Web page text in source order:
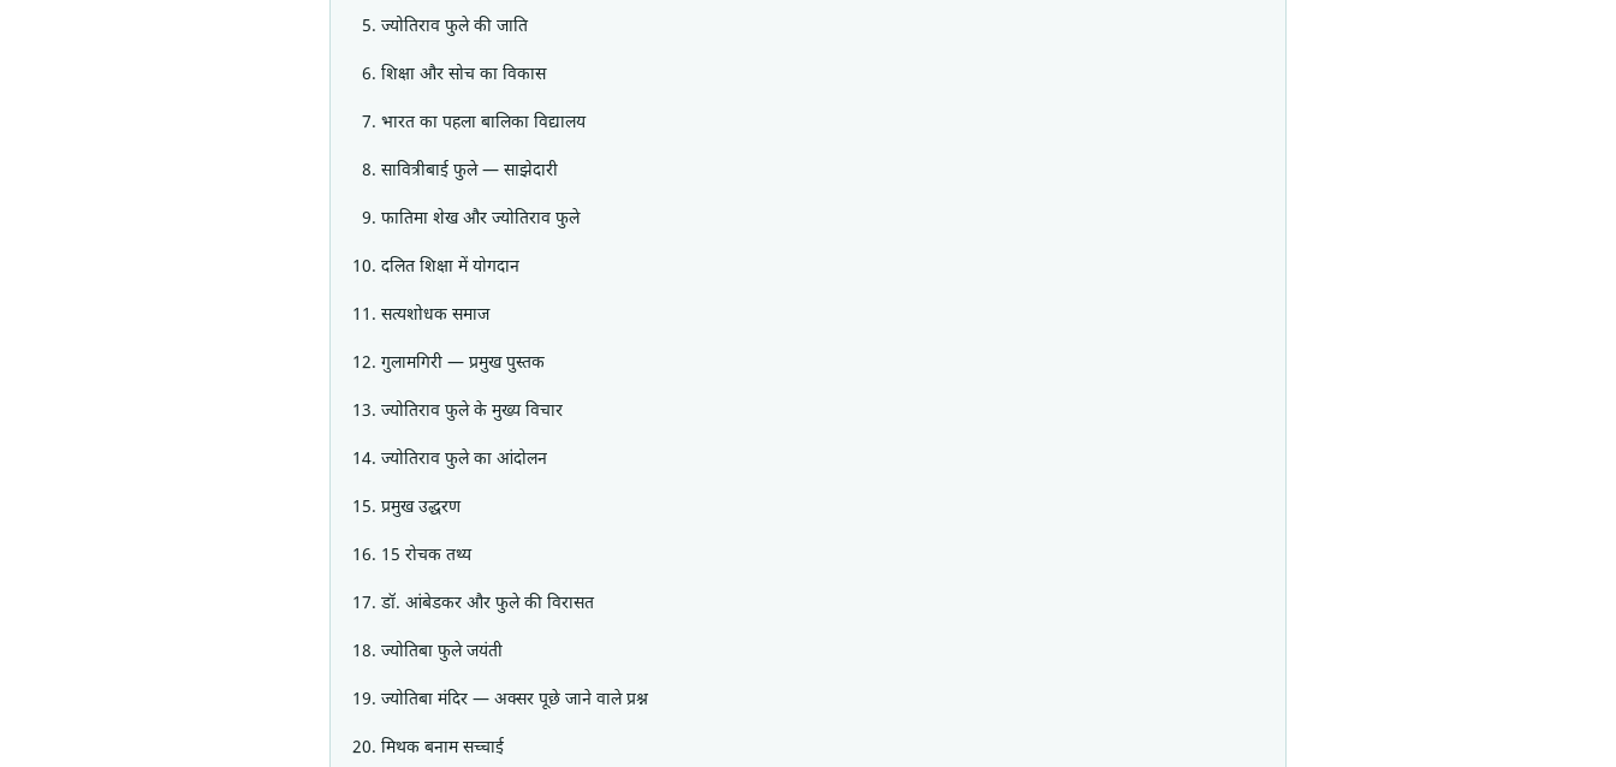
ज्योतिराव फुले की जाति
शिक्षा और सोच का विकास
भारत का पहला बालिका विद्यालय
सावित्रीबाई फुले — साझेदारी
फातिमा शेख और ज्योतिराव फुले
दलित शिक्षा में योगदान
सत्यशोधक समाज
गुलामगिरी — प्रमुख पुस्तक
ज्योतिराव फुले के मुख्य विचार
ज्योतिराव फुले का आंदोलन
प्रमुख उद्धरण
15 रोचक तथ्य
डॉ. आंबेडकर और फुले की विरासत
ज्योतिबा फुले जयंती
ज्योतिबा मंदिर — अक्सर पूछे जाने वाले प्रश्न
मिथक बनाम सच्चाई